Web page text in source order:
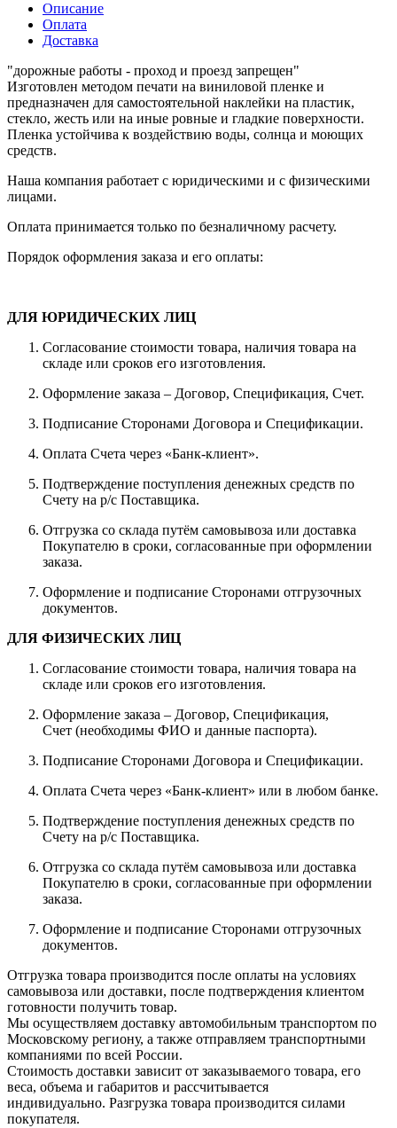
Описание
Оплата
Доставка
"дорожные работы - проход и проезд запрещен"
Изготовлен методом печати на виниловой пленке и
предназначен для самостоятельной наклейки на пластик,
стекло, жесть или на иные ровные и гладкие поверхности.
Пленка устойчива к воздействию воды, солнца и моющих
средств.
Наша компания работает с юридическими и с физическими
лицами.
Оплата принимается только по безналичному расчету.
Порядок оформления заказа и его оплаты:
ДЛЯ ЮРИДИЧЕСКИХ ЛИЦ
Согласование стоимости товара, наличия товара на
складе или сроков его изготовления.
Оформление заказа – Договор, Спецификация, Счет.
Подписание Сторонами Договора и Спецификации.
Оплата Счета через «Банк-клиент».
Подтверждение поступления денежных средств по
Счету на р/с Поставщика.
Отгрузка со склада путём самовывоза или доставка
Покупателю в сроки, согласованные при оформлении
заказа.
Оформление и подписание Сторонами отгрузочных
документов.
ДЛЯ ФИЗИЧЕСКИХ ЛИЦ
Согласование стоимости товара, наличия товара на
складе или сроков его изготовления.
Оформление заказа – Договор, Спецификация,
Счет (необходимы ФИО и данные паспорта).
Подписание Сторонами Договора и Спецификации.
Оплата Счета через «Банк-клиент» или в любом банке.
Подтверждение поступления денежных средств по
Счету на р/с Поставщика.
Отгрузка со склада путём самовывоза или доставка
Покупателю в сроки, согласованные при оформлении
заказа.
Оформление и подписание Сторонами отгрузочных
документов.
Отгрузка товара производится после оплаты на условиях
самовывоза или доставки, после подтверждения клиентом
готовности получить товар.
Мы осуществляем доставку автомобильным транспортом по
Московскому региону, а также отправляем транспортными
компаниями по всей России.
Стоимость доставки зависит от заказываемого товара, его
веса, объема и габаритов и рассчитывается
индивидуально. Разгрузка товара производится силами
покупателя.